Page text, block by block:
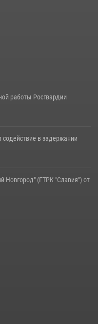
в чемпионате по
Западного округа
работы Росгвардии
в задержании
Новгород" (ГТРК "Славия") от